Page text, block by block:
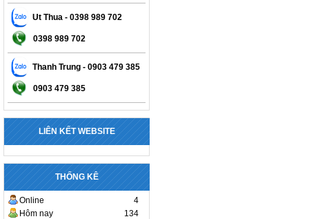
Ut Thua - 0398 989 702
0398 989 702
Thanh Trung - 0903 479 385
0903 479 385
LIÊN KẾT WEBSITE
THỐNG KÊ
Online
4
Hôm nay
134